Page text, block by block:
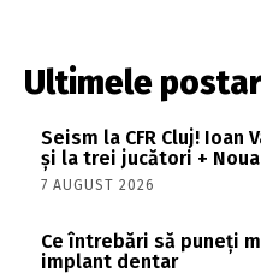
Ultimele
Seism la CFR Cluj! Ioan
și la trei jucători +
7 AUGUST 2026
Ce întrebări să puneți
implant dentar